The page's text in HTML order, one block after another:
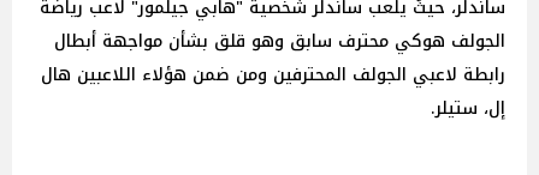
ساندلر، حيثُ يلعب ساندلر شخصية "هابي جيلمور" لاعب رياضة
الجولف هوكي محترف سابق وهو قلق بشأن مواجهة أبطال
رابطة لاعبي الجولف المحترفين ومن ضمن هؤلاء اللاعبين هال
إل، ستيلر.